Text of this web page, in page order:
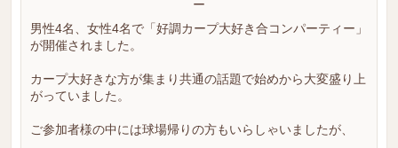
男性4名、女性4名で「好調カープ大好き合コンパーティー」
が開催されました。
カープ大好きな方が集まり共通の話題で始めから大変盛り上
がっていました。
ご参加者様の中には球場帰りの方もいらしゃいましたが、